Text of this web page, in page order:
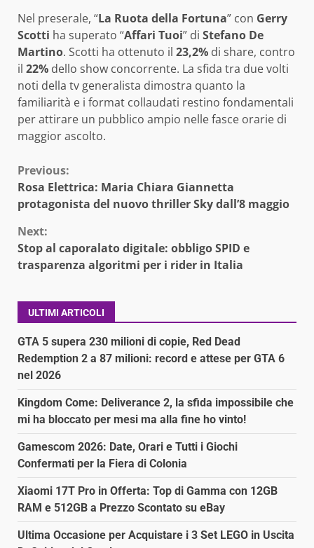
Nel preserale, “La Ruota della Fortuna” con Gerry
Scotti ha superato “Affari Tuoi” di Stefano De
Martino. Scotti ha ottenuto il 23,2% di share, contro
il 22% dello show concorrente. La sfida tra due volti
noti della tv generalista dimostra quanto la
familiarità e i format collaudati restino fondamentali
per attirare un pubblico ampio nelle fasce orarie di
maggior ascolto.
Continue
Reading
Previous:
Rosa Elettrica: Maria Chiara Giannetta
protagonista del nuovo thriller Sky dall’8 maggio
Next:
Stop al caporalato digitale: obbligo SPID e
trasparenza algoritmi per i rider in Italia
ULTIMI ARTICOLI
GTA 5 supera 230 milioni di copie, Red Dead
Redemption 2 a 87 milioni: record e attese per GTA 6
nel 2026
Kingdom Come: Deliverance 2, la sfida impossibile che
mi ha bloccato per mesi ma alla fine ho vinto!
Gamescom 2026: Date, Orari e Tutti i Giochi
Confermati per la Fiera di Colonia
Xiaomi 17T Pro in Offerta: Top di Gamma con 12GB
RAM e 512GB a Prezzo Scontato su eBay
Ultima Occasione per Acquistare i 3 Set LEGO in Uscita